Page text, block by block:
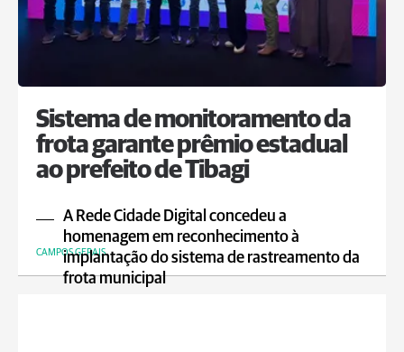
Sistema de monitoramento da
frota garante prêmio estadual
ao prefeito de Tibagi
A Rede Cidade Digital concedeu a
homenagem em reconhecimento à
implantação do sistema de rastreamento da
frota municipal
CAMPOS GERAIS